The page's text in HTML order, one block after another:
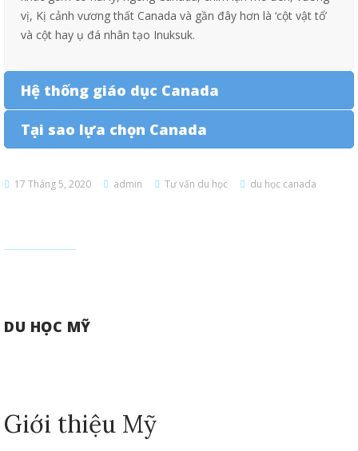
vị, Kị cảnh vương thất Canada và gần đây hơn là ‘cột vật tổ’
và cột hay ụ đá nhân tạo Inuksuk.
Hệ thống giáo dục Canada
Tại sao lựa chọn Canada
17 Tháng 5, 2020 admin Tư vấn du học du học canada
DU HỌC MỸ
Giới thiệu Mỹ